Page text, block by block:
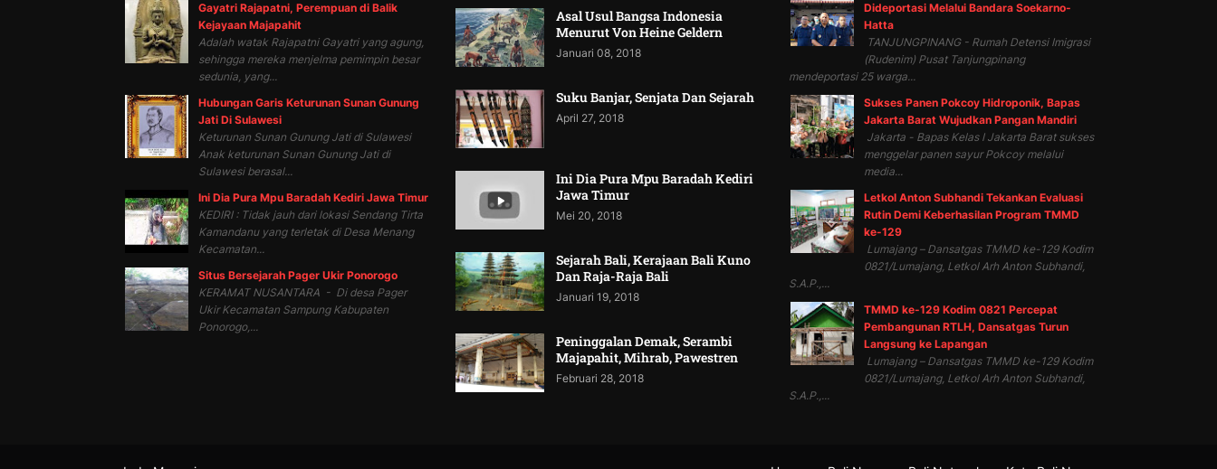
Gayatri Rajapatni, Perempuan di Balik
Kejayaan Majapahit
Adalah watak Rajapatni Gayatri yang agung,
sehingga mereka menjelma pemimpin besar
sedunia, yang...
Hubungan Garis Keturunan Sunan Gunung
Jati Di Sulawesi
Keturunan Sunan Gunung Jati di Sulawesi
Anak keturunan Sunan Gunung Jati di
Sulawesi berasal...
Ini Dia Pura Mpu Baradah Kediri Jawa Timur
KEDIRI : Tidak jauh dari lokasi Sendang Tirta
Kamandanu yang terletak di Desa Menang
Kecamatan...
Situs Bersejarah Pager Ukir Ponorogo
KERAMAT NUSANTARA - Di desa Pager
Ukir Kecamatan Sampung Kabupaten
Ponorogo,...
Asal Usul Bangsa Indonesia
Menurut Von Heine Geldern
Januari 08, 2018
Suku Banjar, Senjata Dan Sejarah
April 27, 2018
Ini Dia Pura Mpu Baradah Kediri
Jawa Timur
Mei 20, 2018
Sejarah Bali, Kerajaan Bali Kuno
Dan Raja-Raja Bali
Januari 19, 2018
Peninggalan Demak, Serambi
Majapahit, Mihrab, Pawestren
Februari 28, 2018
Dideportasi Melalui Bandara Soekarno-
Hatta
TANJUNGPINANG - Rumah Detensi Imigrasi
(Rudenim) Pusat Tanjungpinang
mendeportasi 25 warga...
Sukses Panen Pokcoy Hidroponik, Bapas
Jakarta Barat Wujudkan Pangan Mandiri
Jakarta - Bapas Kelas I Jakarta Barat sukses
menggelar panen sayur Pokcoy melalui
media...
Letkol Anton Subhandi Tekankan Evaluasi
Rutin Demi Keberhasilan Program TMMD
ke-129
Lumajang – Dansatgas TMMD ke-129 Kodim
0821/Lumajang, Letkol Arh Anton Subhandi,
S.A.P.,...
TMMD ke-129 Kodim 0821 Percepat
Pembangunan RTLH, Dansatgas Turun
Langsung ke Lapangan
Lumajang – Dansatgas TMMD ke-129 Kodim
0821/Lumajang, Letkol Arh Anton Subhandi,
S.A.P.,...